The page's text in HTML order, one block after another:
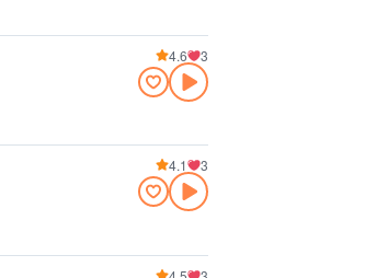
4.6 3
4.1 3